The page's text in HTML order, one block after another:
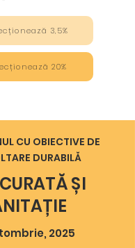
3,5%
20%
CU OBIECTIVE DE
DURABILĂ
ȘI
2025